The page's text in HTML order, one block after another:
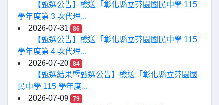
【甄選公告】檢送「彰化縣立芬園國民中學 115
學年度第 3 次代理...
2026-07-31
86
【甄選公告】檢送「彰化縣立芬園國民中學 115
學年度第 4 次代理...
2026-07-20
84
【甄選結果暨甄選公告】檢送「彰化縣立芬園國
民中學 115 學年度...
2026-07-09
79